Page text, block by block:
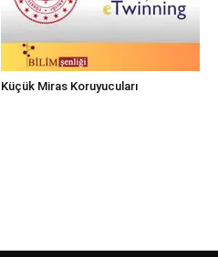
Küçük Miras Koruyucuları